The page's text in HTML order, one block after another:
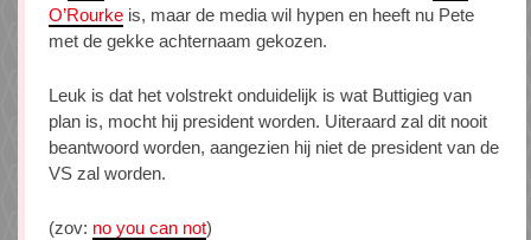
O’Rourke is, maar de media wil hypen en heeft nu Pete
met de gekke achternaam gekozen.
Leuk is dat het volstrekt onduidelijk is wat Buttigieg van
plan is, mocht hij president worden. Uiteraard zal dit nooit
beantwoord worden, aangezien hij niet de president van de
VS zal worden.
(zov: no you can not)